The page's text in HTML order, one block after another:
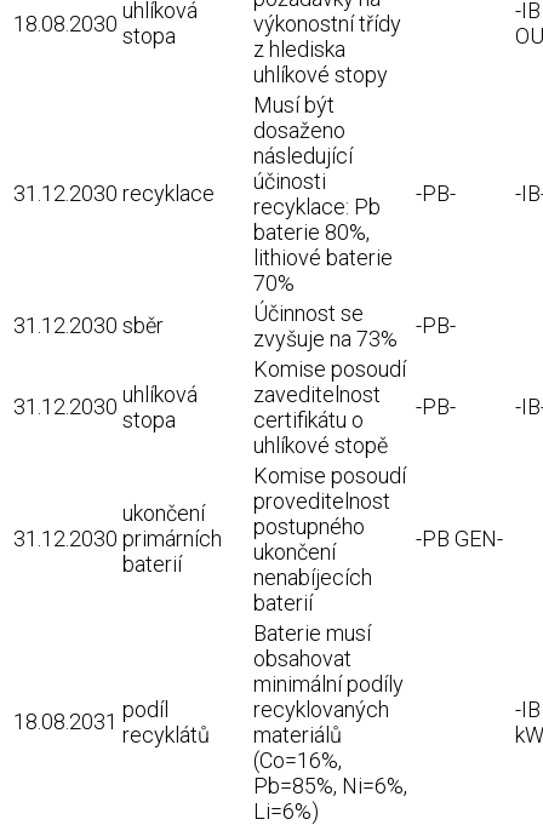
18.08.2030
uhlíková
stopa
výkonostní třídy
z hlediska
uhlíkové stopy
-
31.12.2030 recyklace
Musí být
dosaženo
následující
účinosti
recyklace: Pb
baterie 80%,
lithiové baterie
70%
-PB- -
31.12.2030 sběr
Účinnost se
zvyšuje na 73%
-PB-
31.12.2030 uhlíková
stopa
Komise posoudí
zaveditelnost
certifikátu o
uhlíkové stopě
-PB- -
31.12.2030
ukončení
primárních
baterií
Komise posoudí
proveditelnost
postupného
ukončení
nenabíjecích
baterií
-PB GEN-
18.08.2031 podíl
recyklátů
Baterie musí
obsahovat
minimální podíly
recyklovaných
materiálů
(Co=16%,
Pb=85%, Ni=6%,
Li=6%)
-